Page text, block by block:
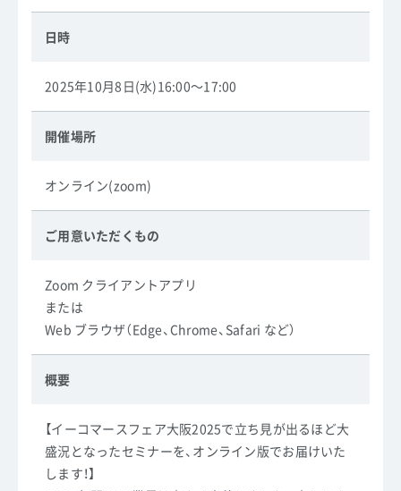
日時
2025年10月8日(水)16:00～17:00
開催場所
オンライン(zoom)
ご用意いただくもの
Zoom クライアントアプリ
または
Web ブラウザ（Edge、Chrome、Safari など）
概要
【イーコマースフェア大阪2025で立ち見が出るほど大
盛況となったセミナーを、オンライン版でお届けいた
します！】